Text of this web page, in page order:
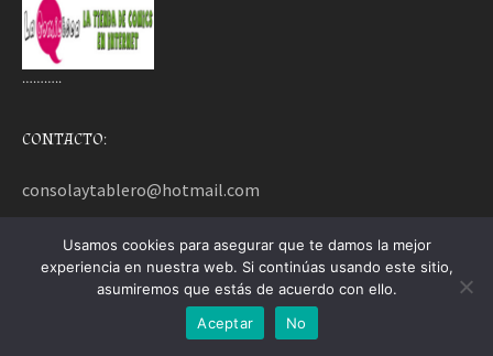
………..
CONTACTO:
consolaytablero@hotmail.com
EDITORIALES Y DISTRIBUIDORAS
Usamos cookies para asegurar que te damos la mejor
experiencia en nuestra web. Si continúas usando este sitio,
asumiremos que estás de acuerdo con ello.
Aceptar
No